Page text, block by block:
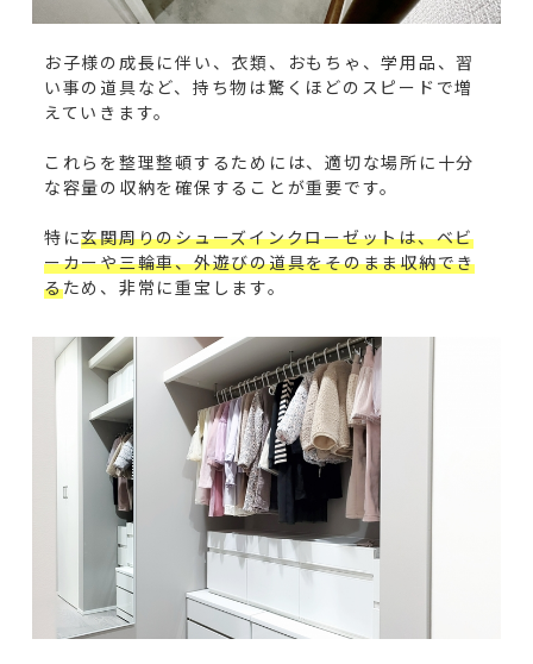
お子様の成長に伴い、衣類、おもちゃ、学用品、習
い事の道具など、持ち物は驚くほどのスピードで増
えていきます。
これらを整理整頓するためには、適切な場所に十分
な容量の収納を確保することが重要です。
特に玄関周りのシューズインクローゼットは、ベビ
ーカーや三輪車、外遊びの道具をそのまま収納でき
るため、非常に重宝します。